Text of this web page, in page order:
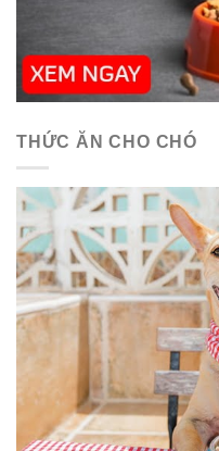
THỨC ĂN CHO CHÓ